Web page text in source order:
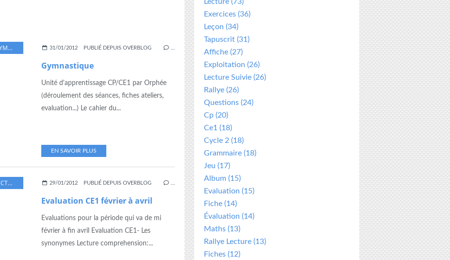
PREPARATION UNITÉ D APPRENTISSAGE
31/01/2012 PUBLIÉ DEPUIS OVERBLOG
Gymnastique
Unité d'apprentissage CP/CE1 par Orphée
(déroulement des séances, fiches ateliers,
evaluation...) Le cahier du...
EN SAVOIR PLUS
,PERIODE 3,VOCABULAIRE
29/01/2012 PUBLIÉ DEPUIS OVERBLOG
Evaluation CE1 février à avril
Evaluations pour la période qui va de mi
février à fin avril Evaluation CE1- Les
synonymes Lecture comprehension:...
Exercices (36)
Leçon (34)
Tapuscrit (31)
Affiche (27)
Exploitation (26)
Lecture Suivie (26)
Rallye (26)
Questions (24)
Cp (20)
Ce1 (18)
Cycle 2 (18)
Grammaire (18)
Jeu (17)
Album (15)
Evaluation (15)
Fiche (14)
Évaluation (14)
Maths (13)
Rallye Lecture (13)
Fiches (12)